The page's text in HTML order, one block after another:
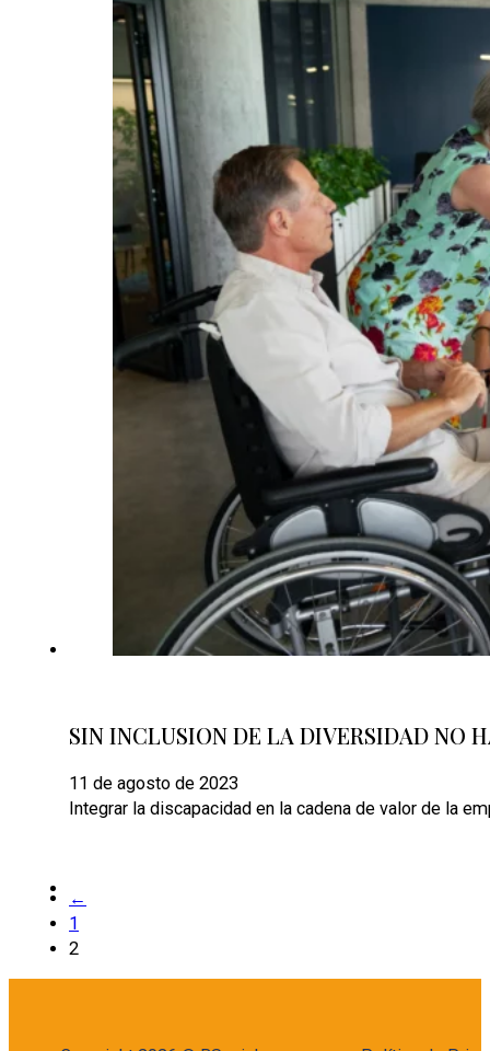
SIN INCLUSION DE LA DIVERSIDAD NO
11 de agosto de 2023
Integrar la discapacidad en la cadena de valor de la
←
1
2